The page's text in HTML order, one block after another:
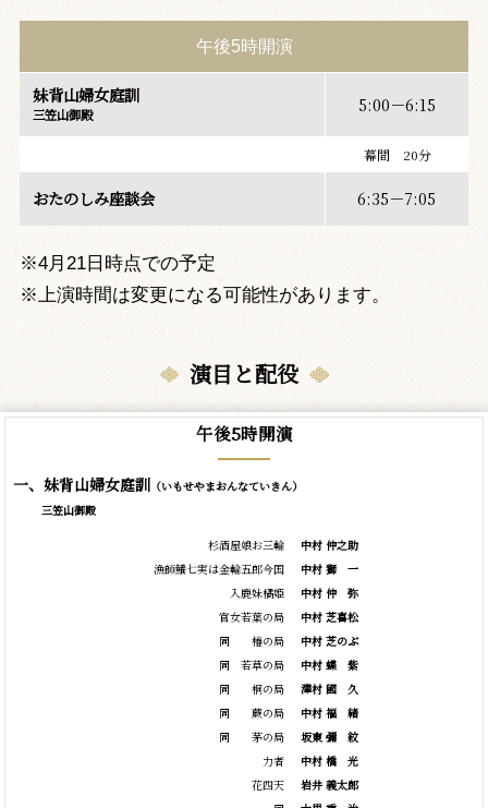
午後5時開演
妹背山婦女庭訓
三笠山御殿 5:00－6:15
幕間 20分
おたのしみ座談会 6:35－7:05
※4月21日時点での予定
※上演時間は変更になる可能性があります。
演目と配役
午後5時開演
一、妹背山婦女庭訓 （いもせやまおんなていきん）
三笠山御殿
杉酒屋娘お三輪
漁師鱶七実は金輪五郎今国
入鹿妹橘姫
官女若葉の局
同 椿の局
同 若草の局
同 桐の局
同 蕨の局
同 茅の局
力者
花四天
中村 仲之助
中村 獅
一
中村 仲
弥
中村 芝喜松
中村 芝のぶ
中村 蝶
紫
澤村 國
久
中村 福
緒
坂東 彌
紋
中村 橋
光
岩井 義太郎